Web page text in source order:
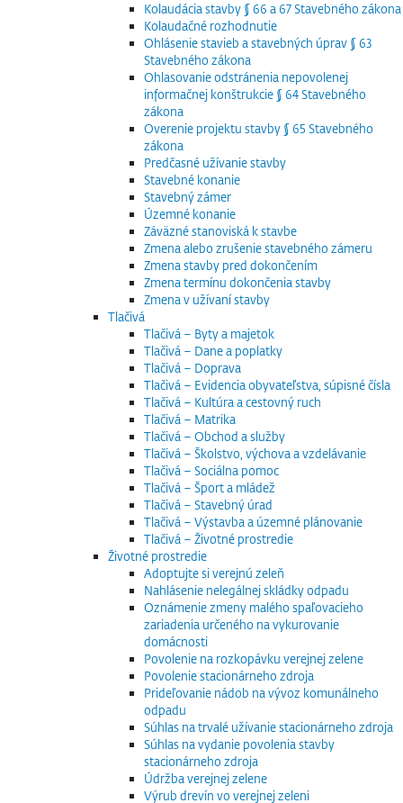
Kolaudácia stavby § 66 a 67 Stavebného zákona
Kolaudačné rozhodnutie
Ohlásenie stavieb a stavebných úprav § 63
Stavebného zákona
Ohlasovanie odstránenia nepovolenej
informačnej konštrukcie § 64 Stavebného
zákona
Overenie projektu stavby § 65 Stavebného
zákona
Predčasné užívanie stavby
Stavebné konanie
Stavebný zámer
Územné konanie
Záväzné stanoviská k stavbe
Zmena alebo zrušenie stavebného zámeru
Zmena stavby pred dokončením
Zmena termínu dokončenia stavby
Zmena v užívaní stavby
Tlačivá
Tlačivá – Byty a majetok
Tlačivá – Dane a poplatky
Tlačivá – Doprava
Tlačivá – Evidencia obyvateľstva, súpisné čísla
Tlačivá – Kultúra a cestovný ruch
Tlačivá – Matrika
Tlačivá – Obchod a služby
Tlačivá – Školstvo, výchova a vzdelávanie
Tlačivá – Sociálna pomoc
Tlačivá – Šport a mládež
Tlačivá – Stavebný úrad
Tlačivá – Výstavba a územné plánovanie
Tlačivá – Životné prostredie
Životné prostredie
Adoptujte si verejnú zeleň
Nahlásenie nelegálnej skládky odpadu
Oznámenie zmeny malého spaľovacieho
zariadenia určeného na vykurovanie
domácnosti
Povolenie na rozkopávku verejnej zelene
Povolenie stacionárneho zdroja
Prideľovanie nádob na vývoz komunálneho
odpadu
Súhlas na trvalé užívanie stacionárneho zdroja
Súhlas na vydanie povolenia stavby
stacionárneho zdroja
Údržba verejnej zelene
Výrub drevín vo verejnej zeleni